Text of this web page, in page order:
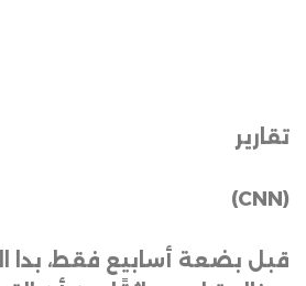
تقارير
(CNN)
قبل بضعة أسابيع فقط، بدا